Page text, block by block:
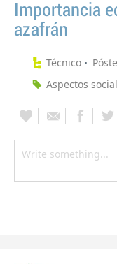
Importancia
azafrán
Técnico
Aspectos